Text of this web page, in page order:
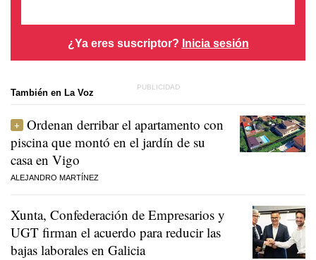
¿Ya eres suscriptor? Inicia sesión
También en La Voz
Ordenan derribar el apartamento con
piscina que montó en el jardín de su
casa en Vigo
ALEJANDRO MARTÍNEZ
Xunta, Confederación de Empresarios y
UGT firman el acuerdo para reducir las
bajas laborales en Galicia